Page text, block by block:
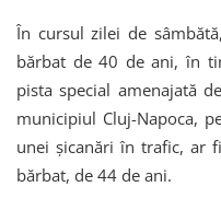
În cursul zilei de
bărbat de 40 de ani, în
pista special amenajată
municipiul Cluj-Napoca,
unei șicanări în trafic, ar
bărbat, de 44 de ani.